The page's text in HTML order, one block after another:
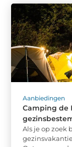
Aanbiedingen
Camping de
Als je op zoek